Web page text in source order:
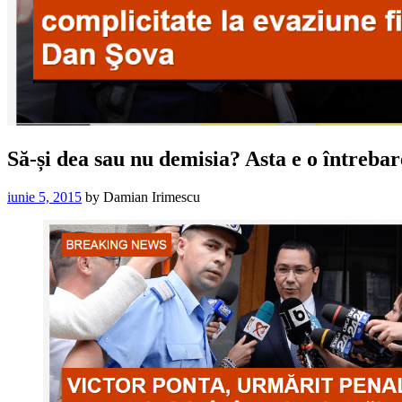
Să-și dea sau nu demisia? Asta e o
iunie 5, 2015 by Damian Irimescu